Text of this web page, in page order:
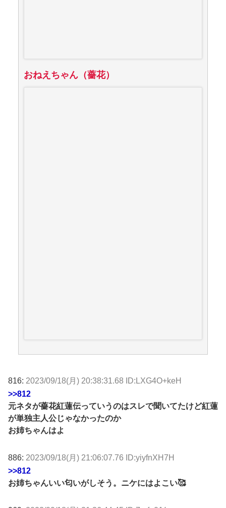
おねえちゃん（薔花）
816: 2023/09/18(月) 20:38:31.68 ID:LXG4O+keH
>>812
元ネタが薔花紅蓮伝っていうのはスレで聞いてたけど紅蓮
が単独主人公じゃなかったのか
お姉ちゃんはよ
886: 2023/09/18(月) 21:06:07.76 ID:yiyfnXH7H
>>812
お姉ちゃんいい匂いがしそう。ニケにはよこい🥰